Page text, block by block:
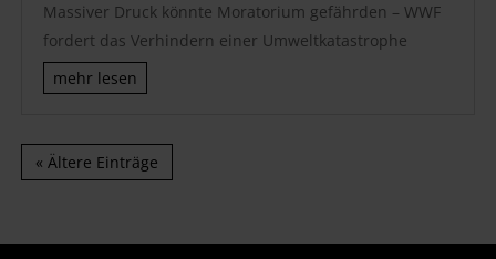
Massiver Druck könnte Moratorium gefährden – WWF
fordert das Verhindern einer Umweltkatastrophe
mehr lesen
« Ältere Einträge